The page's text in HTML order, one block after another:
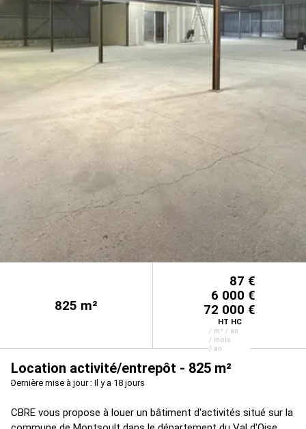
825 m²
87 €
6 000 €
72 000 €
HT HC
/ m² / an
/ mois
/ an
Location activité/entrepôt - 825 m²
Dernière mise à jour : Il y a 18 jours
CBRE vous propose à louer un bâtiment d'activités situé sur la